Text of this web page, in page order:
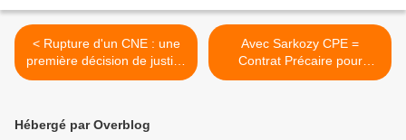
< Rupture d'un CNE : une
première décision de justice
rendue
Avec Sarkozy CPE =
Contrat Précaire pour
l'Ensemble >
Hébergé par Overblog